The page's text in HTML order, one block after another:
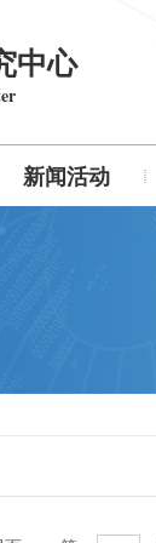
中心
新闻活动